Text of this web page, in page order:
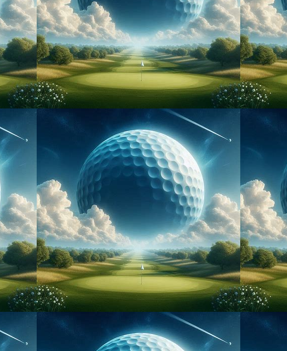
メール登録で を配布中！
登録する